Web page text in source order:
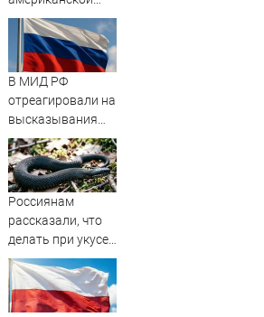
операции «Убей
лучника» против
России
В МИД РФ
отреагировали на
высказывания
властей Японии
про атаку на
Хиросиму
Россиянам
рассказали, что
делать при укусе
змеи